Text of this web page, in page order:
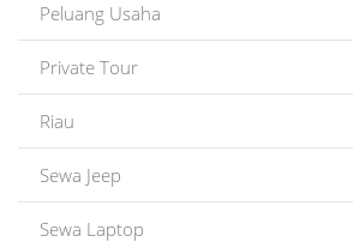
Peluang Usaha
Private Tour
Riau
Sewa Jeep
Sewa Laptop